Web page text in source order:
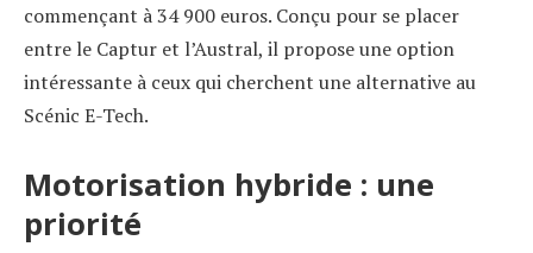
commençant à 34 900 euros. Conçu pour se placer
entre le Captur et l’Austral, il propose une option
intéressante à ceux qui cherchent une alternative au
Scénic E-Tech.
Motorisation hybride : une
priorité